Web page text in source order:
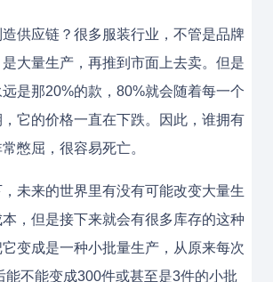
供应链？很多服装行业，不管是品牌
大量生产，再推到市面上去卖。但是
是那20%的款，80%就会随着每一个
它的价格一直在下跌。因此，谁拥有
憋屈，很容易死亡。
未来的世界里有没有可能改变大量生
，但是接下来就会有很多库存的这种
变成是一种小批量生产，从原来每次
能不能变成300件或甚至是3件的小批